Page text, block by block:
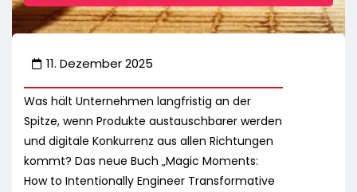
11. Dezember 2025
Was hält Unternehmen langfristig an der
Spitze, wenn Produkte austauschbarer werden
und digitale Konkurrenz aus allen Richtungen
kommt? Das neue Buch „Magic Moments:
How to Intentionally Engineer Transformative